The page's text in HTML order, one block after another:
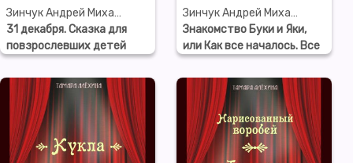
Зинчук Андрей Михайлович
31 декабря. Сказка для
повзрослевших детей
(запись по неснятому
фильму)
Зинчук Андрей Михайлович
Знакомство Буки и Яки,
или Как все началось. Все
к лучшему!